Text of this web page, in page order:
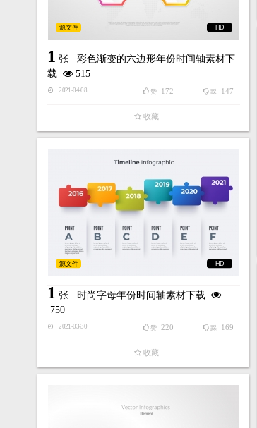
HD
源文件
1 张 彩色渐变的六边形年份时间轴素材下
载
515
2021-04-08 踩 147
赞 172
收藏
HD
源文件
1 张 时尚字母年份时间轴素材下载
750
2021-03-30 踩 169
赞 220
收藏